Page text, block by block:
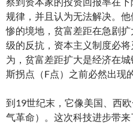
规律，并且认为无法解决。
惨的境地，贫富差距在急剧
级的反抗，资本主义制度必
为，贫富差距扩大是经济在
斯拐点（F点）之前必然出现
到19世纪末，它像美国、西
气革命）。这次科技进步带